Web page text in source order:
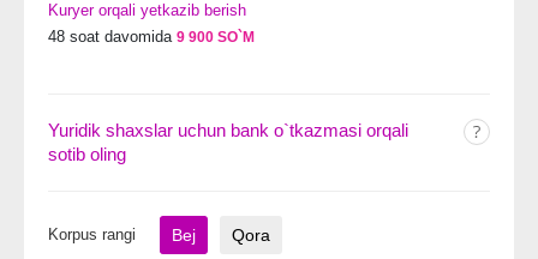
Kuryer orqali yetkazib berish
48 soat davomida 9 900 SO`M
Yuridik shaxslar uchun bank o`tkazmasi orqali
sotib oling
Korpus rangi Bej Qora